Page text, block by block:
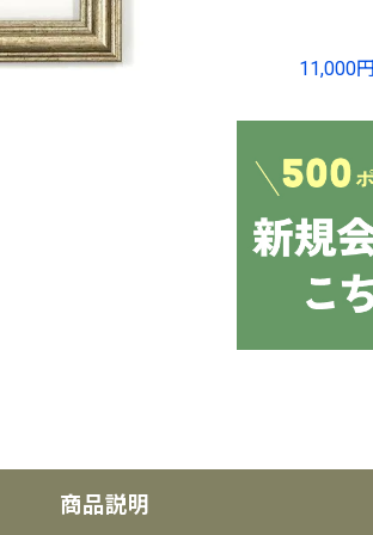
11,000
商品説明